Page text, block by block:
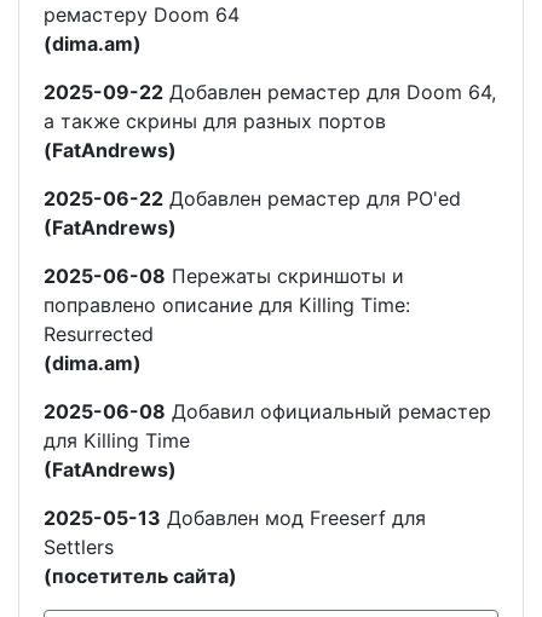
ремастеру Doom 64
(dima.am)
2025-09-22 Добавлен ремастер для Doom 64,
а также скрины для разных портов
(FatAndrews)
2025-06-22 Добавлен ремастер для PO'ed
(FatAndrews)
2025-06-08 Пережаты скриншоты и
поправлено описание для Killing Time:
Resurrected
(dima.am)
2025-06-08 Добавил официальный ремастер
для Killing Time
(FatAndrews)
2025-05-13 Добавлен мод Freeserf для
Settlers
(посетитель сайта)